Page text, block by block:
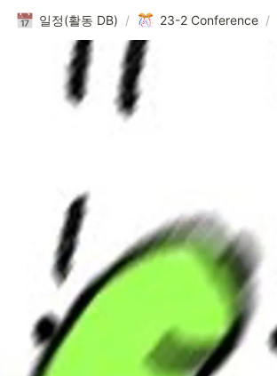
일정(활동 DB) / 23-2 Conference /